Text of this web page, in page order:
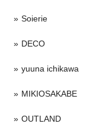
Soierie
DECO
yuuna ichikawa
MIKIOSAKABE
OUTLAND